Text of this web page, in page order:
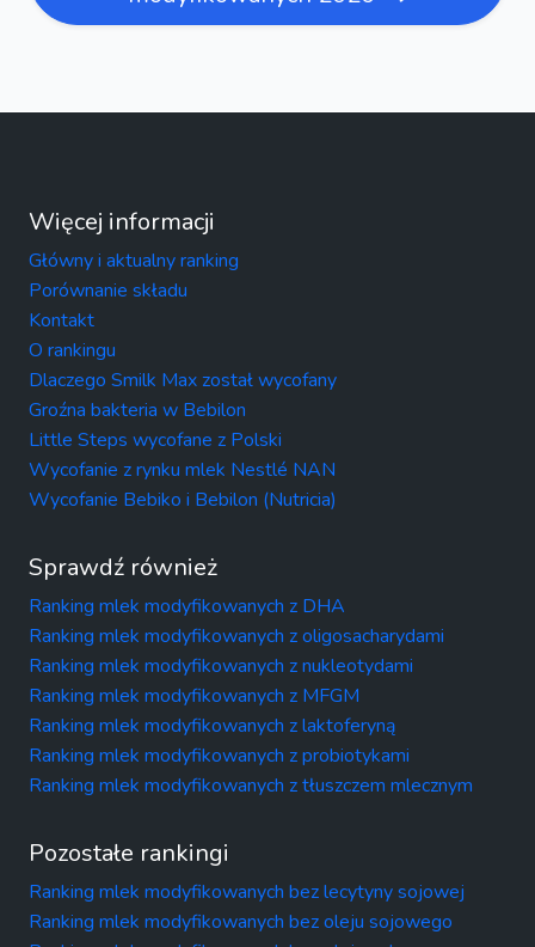
Więcej informacji
Główny i aktualny ranking
Porównanie składu
Kontakt
O rankingu
Dlaczego Smilk Max został wycofany
Groźna bakteria w Bebilon
Little Steps wycofane z Polski
Wycofanie z rynku mlek Nestlé NAN
Wycofanie Bebiko i Bebilon (Nutricia)
Sprawdź również
Ranking mlek modyfikowanych z DHA
Ranking mlek modyfikowanych z oligosacharydami
Ranking mlek modyfikowanych z nukleotydami
Ranking mlek modyfikowanych z MFGM
Ranking mlek modyfikowanych z laktoferyną
Ranking mlek modyfikowanych z probiotykami
Ranking mlek modyfikowanych z tłuszczem mlecznym
Pozostałe rankingi
Ranking mlek modyfikowanych bez lecytyny sojowej
Ranking mlek modyfikowanych bez oleju sojowego